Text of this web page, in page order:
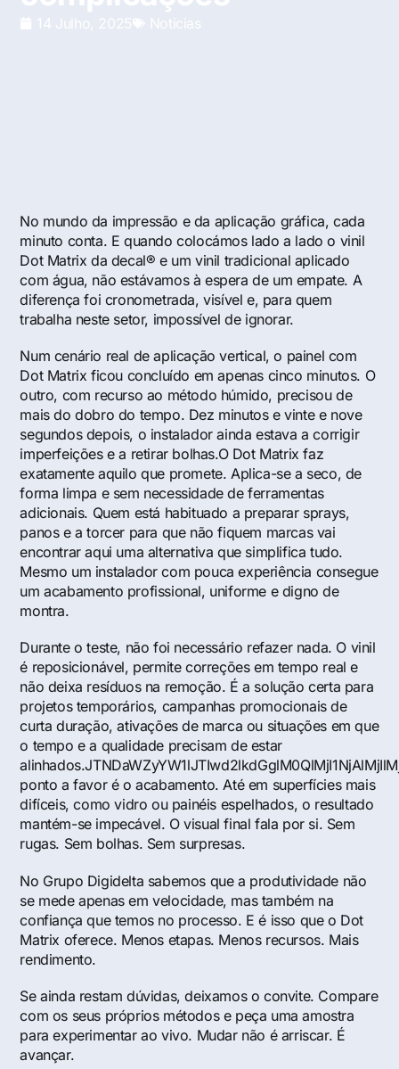
14 Julho, 2025 Noticias
No mundo da impressão e da aplicação gráfica, cada
minuto conta. E quando colocámos lado a lado o vinil
Dot Matrix da decal® e um vinil tradicional aplicado
com água, não estávamos à espera de um empate. A
diferença foi cronometrada, visível e, para quem
trabalha neste setor, impossível de ignorar.
Num cenário real de aplicação vertical, o painel com
Dot Matrix ficou concluído em apenas cinco minutos. O
outro, com recurso ao método húmido, precisou de
mais do dobro do tempo. Dez minutos e vinte e nove
segundos depois, o instalador ainda estava a corrigir
imperfeições e a retirar bolhas.O Dot Matrix faz
exatamente aquilo que promete. Aplica-se a seco, de
forma limpa e sem necessidade de ferramentas
adicionais. Quem está habituado a preparar sprays,
panos e a torcer para que não fiquem marcas vai
encontrar aqui uma alternativa que simplifica tudo.
Mesmo um instalador com pouca experiência consegue
um acabamento profissional, uniforme e digno de
montra.
Durante o teste, não foi necessário refazer nada. O vinil
é reposicionável, permite correções em tempo real e
não deixa resíduos na remoção. É a solução certa para
projetos temporários, campanhas promocionais de
curta duração, ativações de marca ou situações em que
o tempo e a qualidade precisam de estar
ponto a favor é o acabamento. Até em superfícies mais
difíceis, como vidro ou painéis espelhados, o resultado
mantém-se impecável. O visual final fala por si. Sem
rugas. Sem bolhas. Sem surpresas.
No Grupo Digidelta sabemos que a produtividade não
se mede apenas em velocidade, mas também na
confiança que temos no processo. E é isso que o Dot
Matrix oferece. Menos etapas. Menos recursos. Mais
rendimento.
Se ainda restam dúvidas, deixamos o convite. Compare
com os seus próprios métodos e peça uma amostra
para experimentar ao vivo. Mudar não é arriscar. É
avançar.